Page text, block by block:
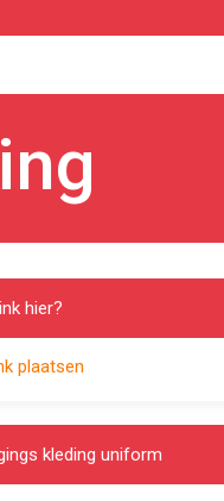
hier?
plaatsen
kleding uniform